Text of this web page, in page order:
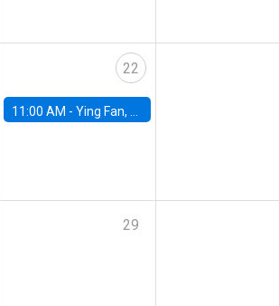
22
11:00 AM -Ying Fan, University of Michigan
29